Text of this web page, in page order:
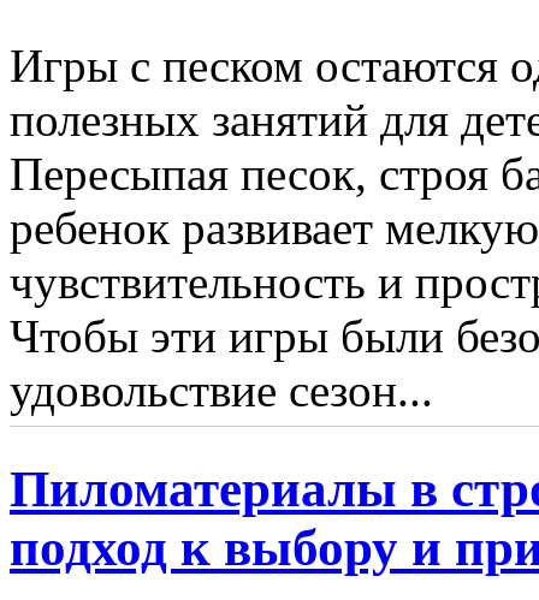
Игры с песком остаются
полезных занятий для
Пересыпая песок, строя
ребенок развивает
чувствительность и
Чтобы эти игры были
удовольствие сезон...
Пиломатериалы в
подход к выбору и